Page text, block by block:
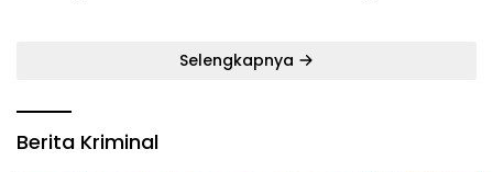
Selengkapnya
Berita Kriminal